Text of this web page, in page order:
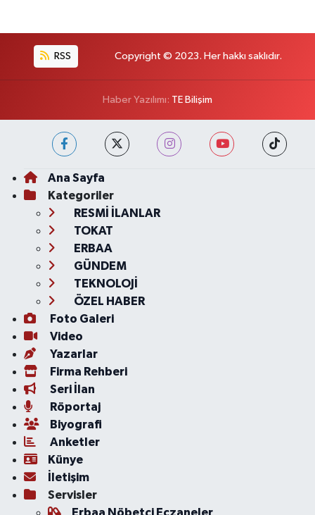
RSS Copyright © 2023. Her hakkı saklıdır.
Haber Yazılımı: TE Bilişim
Ana Sayfa
Kategoriler
RESMİ İLANLAR
TOKAT
ERBAA
GÜNDEM
TEKNOLOJİ
ÖZEL HABER
Foto Galeri
Video
Yazarlar
Firma Rehberi
Seri İlan
Röportaj
Biyografi
Anketler
Künye
İletişim
Servisler